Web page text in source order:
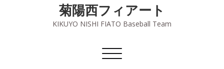
菊陽西フィアート
KIKUYO NISHI FIATO Baseball Team
ナ